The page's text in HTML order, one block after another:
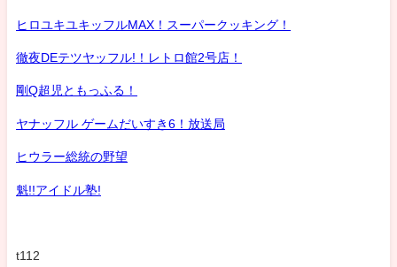
ヒロユキユキッフルMAX！スーパークッキング！
徹夜DEテツヤッフル!！レトロ館2号店！
剛Q超児ともっふる！
ヤナッフル ゲームだいすき6！放送局
ヒウラー総統の野望
魁!!アイドル塾!
t112